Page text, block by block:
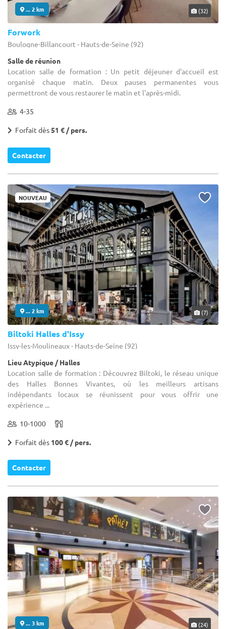
... 2 km (32)
Forwork
Boulogne-Billancourt - Hauts-de-Seine (92)
Salle de réunion
Location salle de formation : Un petit déjeuner d'accueil est
organisé chaque matin. Deux pauses permanentes vous
permettront de vous restaurer le matin et l'après-midi.
4-35
Forfait dès51 € / pers.
Contacter
NOUVEAU
... 2 km (7)
Biltoki Halles d'Issy
Issy-les-Moulineaux - Hauts-de-Seine (92)
Lieu Atypique / Halles
Location salle de formation : Découvrez Biltoki, le réseau unique
des Halles Bonnes Vivantes, où les meilleurs artisans
indépendants locaux se réunissent pour vous offrir une
expérience ...
10-1000
Forfait dès 100 € / pers.
Contacter
... 3 km (24)